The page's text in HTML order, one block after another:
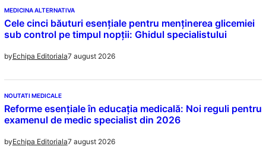
MEDICINA ALTERNATIVA
Cele cinci băuturi esențiale pentru menținerea glicemiei
sub control pe timpul nopții: Ghidul specialistului
byEchipa Editoriala7 august 2026
NOUTATI MEDICALE
Reforme esențiale în educația medicală: Noi reguli pentru
examenul de medic specialist din 2026
byEchipa Editoriala7 august 2026